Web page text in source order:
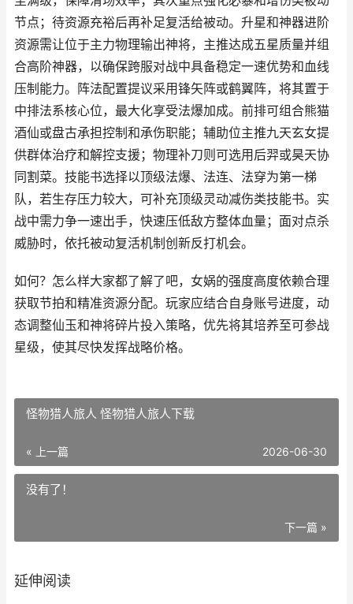
节点；待资源充裕后再补足复活给被动。升星和神器进阶
资源需让位于主力物理输出神将，主推达成五星质量并组
合高阶神器，以确保跨服对战中具备稳定一速优势和血线
压制能力。阵法配置提议采用锋矢阵或鹤翼阵，将其置于
中排法系核心位，最大化享受法爆加成。前排可组合熊猫
酒仙或盘古承担控制和承伤职能；辅助位主推九天玄女提
供群体治疗和解控支援；物理补刀则可选用后羿或昊天协
同割菜。技能书选择以顶级法爆、法连、法穿为第一梯
队，若生存压力较大，可补充顶级灵动减伤类技能书。实
战中需力争一速出手，快速压低敌方整体血量；面对点杀
威胁时，依托被动复活机制创新反打机会。
如何？怎么样大家都了解了吧，女娲的强度高度依赖合理
获取节拍和精准资源分配。玩家应结合自身账号进度，动
态调整仙玉和神将碎片投入策略，优先将其培养至可参战
星级，使其尽快发挥战略价格。
怪物猎人旅人 怪物猎人旅人下载
« 上一篇 2026-06-30
没有了！
下一篇 »
延伸阅读